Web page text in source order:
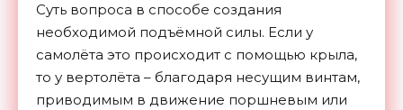
Суть вопроса в способе создания
необходимой подъёмной силы. Если у
самолёта это происходит с помощью крыла,
то у вертолёта – благодаря несущим винтам,
приводимым в движение поршневым или